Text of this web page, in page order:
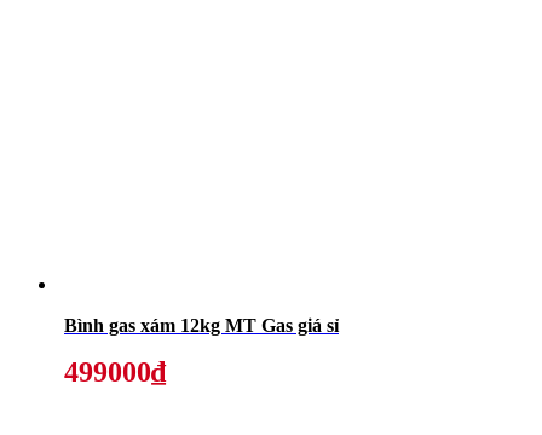
Bình gas xám 12kg MT Gas giá sỉ
499000₫